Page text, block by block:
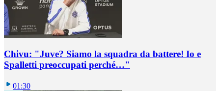
Chivu: "Juve? Siamo la squadra da battere! Io e
Spalletti preoccupati perché…"
01:30